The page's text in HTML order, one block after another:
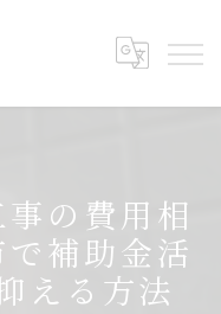
の費用相
補助金活
える方法